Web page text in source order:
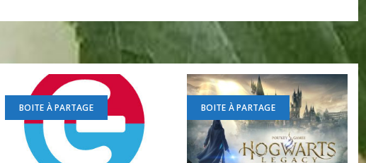
BOITE À PARTAGE BOITE À PARTAGE